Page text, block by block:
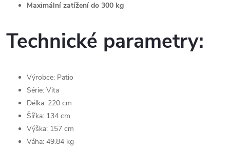
Maximální zatížení do 300 kg
Technické parametry:
Výrobce: Patio
Série: Vita
Délka: 220 cm
Šířka: 134 cm
Výška: 157 cm
Váha: 49.84 kg